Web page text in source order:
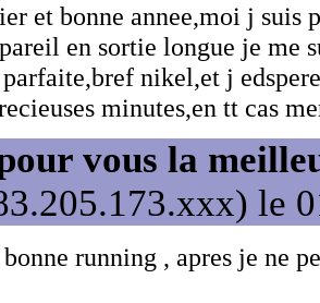
et bonne annee,moi j suis
en sortie longue je me
nikel,et j
minutes,en tt cas
vous la
le
running , apres je ne